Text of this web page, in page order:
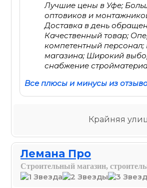
Лучшие цены в Уфе;
оптовиков и
Доставка в день
Качественный товар;
компетентный
магазина; Широкий
снабжение
Все плюсы и минусы из
Крайняя
Лемана Про
Строительный магазин,